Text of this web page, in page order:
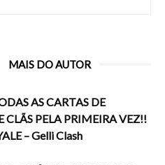
MAIS DO AUTOR
AS CARTAS DE
CLÃS PELA PRIMEIRA VEZ!!
– Gelli Clash